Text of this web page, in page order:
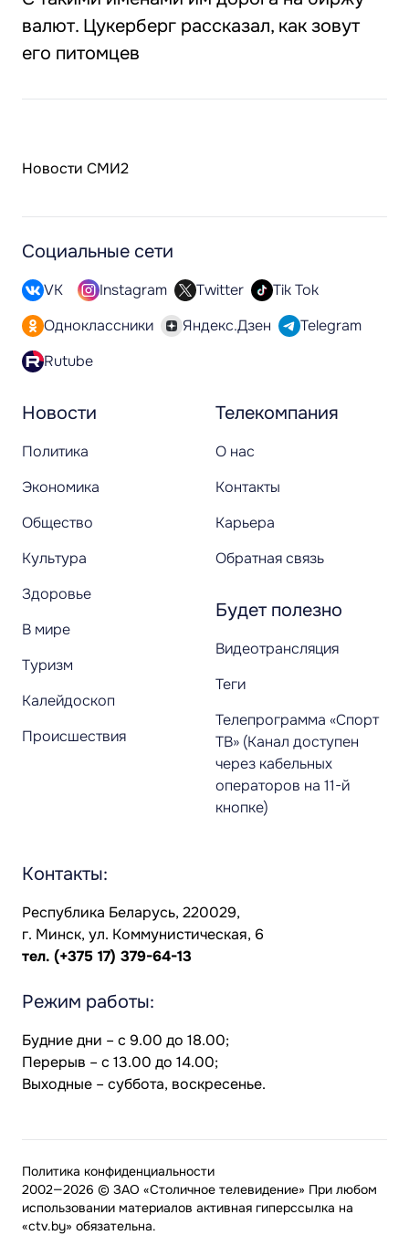
валют. Цукерберг рассказал, как зовут
его питомцев
Новости СМИ2
Новости
Политика
Экономика
Общество
Культура
Здоровье
В мире
Туризм
Калейдоскоп
Происшествия
Телекомпания
О нас
Контакты
Карьера
Обратная связь
Будет полезно
Видеотрансляция
Теги
Телепрограмма «Спорт
ТВ» (Канал доступен
через кабельных
операторов на 11-й
кнопке)
Социальные сети
VK Instagram Twitter
Tik Tok
Одноклассники
Яндекс.Дзен
Telegram
Rutube
Контакты:
Республика Беларусь, 220029,
г. Минск, ул. Коммунистическая, 6
тел. (+375 17) 379-64-13
Режим работы:
Будние дни – с 9.00 до 18.00;
Перерыв – с 13.00 до 14.00;
Выходные – суббота, воскресенье.
2002—2026 © ЗАО «Столичное телевидение» При любом
использовании материалов активная гиперссылка на
«ctv.by» обязательна.
Политика конфиденциальности